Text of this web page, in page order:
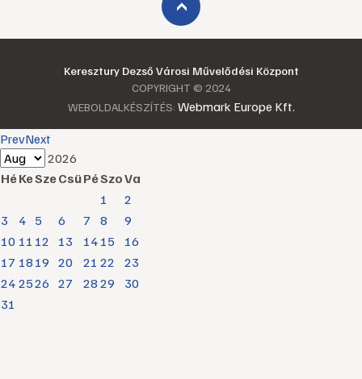
›
Keresztury Dezső Városi Művelődési Központ
COPYRIGHT © 2024
WEBOLDALKÉSZÍTÉS: Webmark Europe Kft.
PrevNext
2026
HéKeSzeCsüPéSzoVa
1
2
3
4 5 6 7 8
9
10 11 12 13 14 15
16
17 18 19 20 21 22
23
24 2526 27 28 29
30
31